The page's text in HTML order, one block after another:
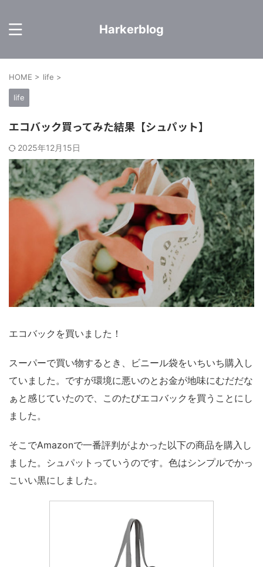
Harkerblog
HOME > life >
life
エコバック買ってみた結果【シュパット】
2025年12月15日
エコバックを買いました！
スーパーで買い物するとき、ビニール袋をいちいち購入し
ていました。ですが環境に悪いのとお金が地味にむだだな
ぁと感じていたので、このたびエコバックを買うことにし
ました。
そこでAmazonで一番評判がよかった以下の商品を購入し
ました。シュパットっていうのです。色はシンプルでかっ
こいい黒にしました。